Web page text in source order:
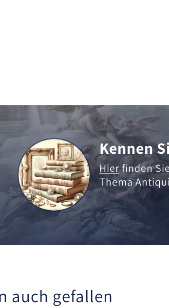
Kennen
Hierfinden
Thema
auch gefallen